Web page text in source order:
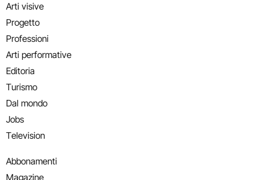
Arti visive
Progetto
Professioni
Arti performative
Editoria
Turismo
Dal mondo
Jobs
Television
Abbonamenti
Magazine